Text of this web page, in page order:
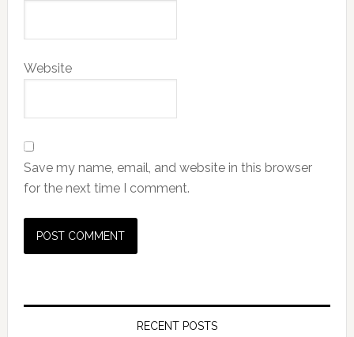
Website
Save my name, email, and website in this browser
for the next time I comment.
RECENT POSTS